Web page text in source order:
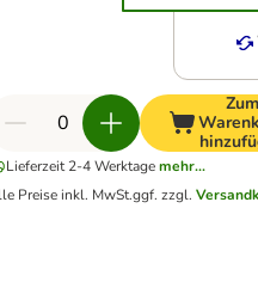
Zum
Lieferzeit 2-4 Werktage mehr...
Preise inkl. MwSt.ggf. zzgl.